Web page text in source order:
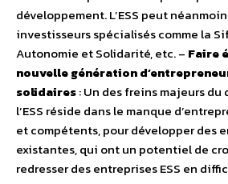
développement. L’ESS peut
investisseurs spécialisés comme la
Autonomie et Solidarité, etc. – Faire
nouvelle génération
solidaires: Un des freins majeurs
l’ESS réside dans le manque
et compétents, pour développer des
existantes, qui ont un potentiel de
redresser des entreprises ESS en